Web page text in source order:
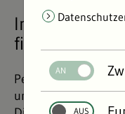
In baden-
finden sich
Pestizidrückstände,
und andere Stoffe